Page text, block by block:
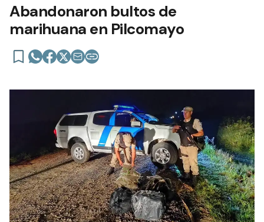
Abandonaron bultos de
marihuana en Pilcomayo